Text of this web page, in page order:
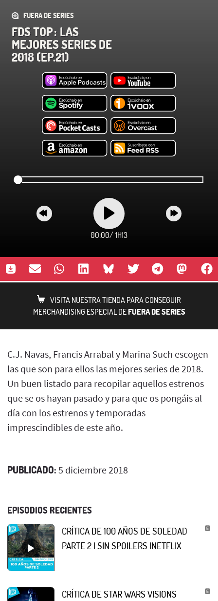
FUERA DE SERIES
FDS TOP : LAS
MEJORES SERIES DE
2018 (EP.21)
00:00/ 1H13
VISITA NUESTRA TIENDA PARA CONSEGUIR
MERCHANDISING ESPECIAL DEFUERA DE SERIES
C.J. Navas, Francis Arrabal y Marina Such escogen
las que son para ellos las mejores series de 2018.
Un buen listado para recopilar aquellos estrenos
que se os hayan pasado y para que os pongáis al
día con los estrenos y temporadas
imprescindibles de este año.
PUBLICADO: 5 diciembre 2018
EPISODIOS RECIENTES
CRÍTICA DE 100 AÑOS DE SOLEDAD
PARTE 2 | SIN SPOILERS |NETFLIX
CRÍTICA DE STAR WARS VISIONS